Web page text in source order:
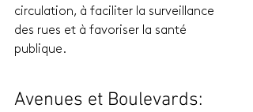
circulation, à faciliter la surveillance
des rues et à favoriser la santé
publique.
Avenues et Boulevards: